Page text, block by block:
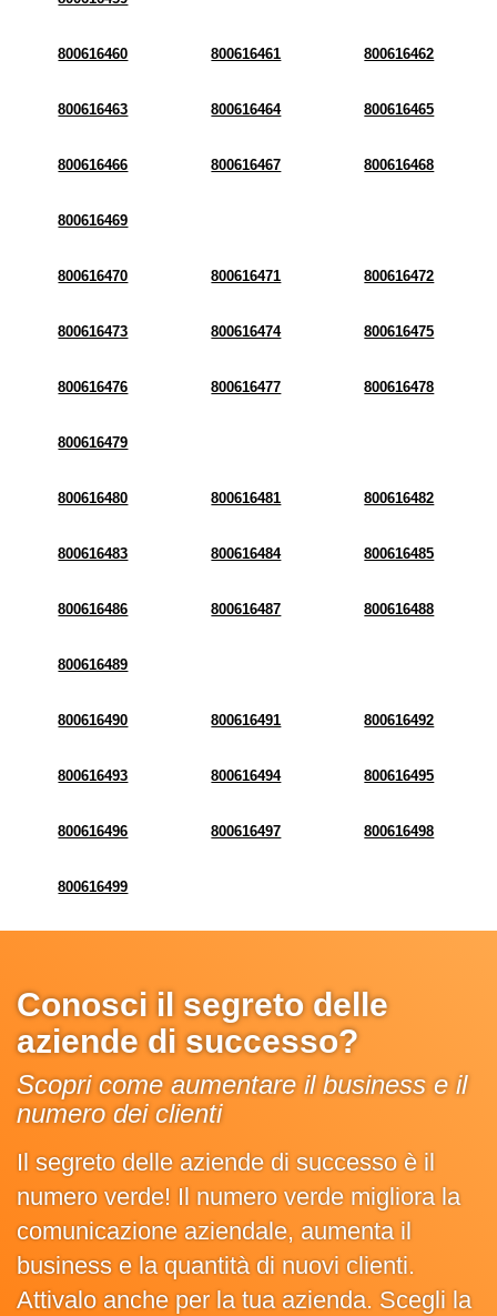
800616460 800616461 800616462
800616463 800616464 800616465
800616466 800616467 800616468
800616469
800616470 800616471 800616472
800616473 800616474 800616475
800616476 800616477 800616478
800616479
800616480 800616481 800616482
800616483 800616484 800616485
800616486 800616487 800616488
800616489
800616490 800616491 800616492
800616493 800616494 800616495
800616496 800616497 800616498
800616499
Conosci il segreto delle
aziende di successo?
Scopri come aumentare il business e il
numero dei clienti
Il segreto delle aziende di successo è il
numero verde! Il numero verde migliora la
comunicazione aziendale, aumenta il
business e la quantità di nuovi clienti.
Attivalo anche per la tua azienda. Scegli la